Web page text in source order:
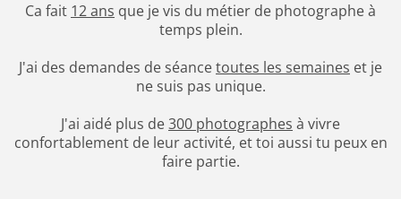
Ca fait 12 ans que je vis du métier de photographe à
temps plein.
J'ai des demandes de séancetoutes les semaines et je
ne suis pas unique.
J'ai aidé plus de300 photographes à vivre
confortablement de leur activité, et toi aussi tu peux en
faire partie.